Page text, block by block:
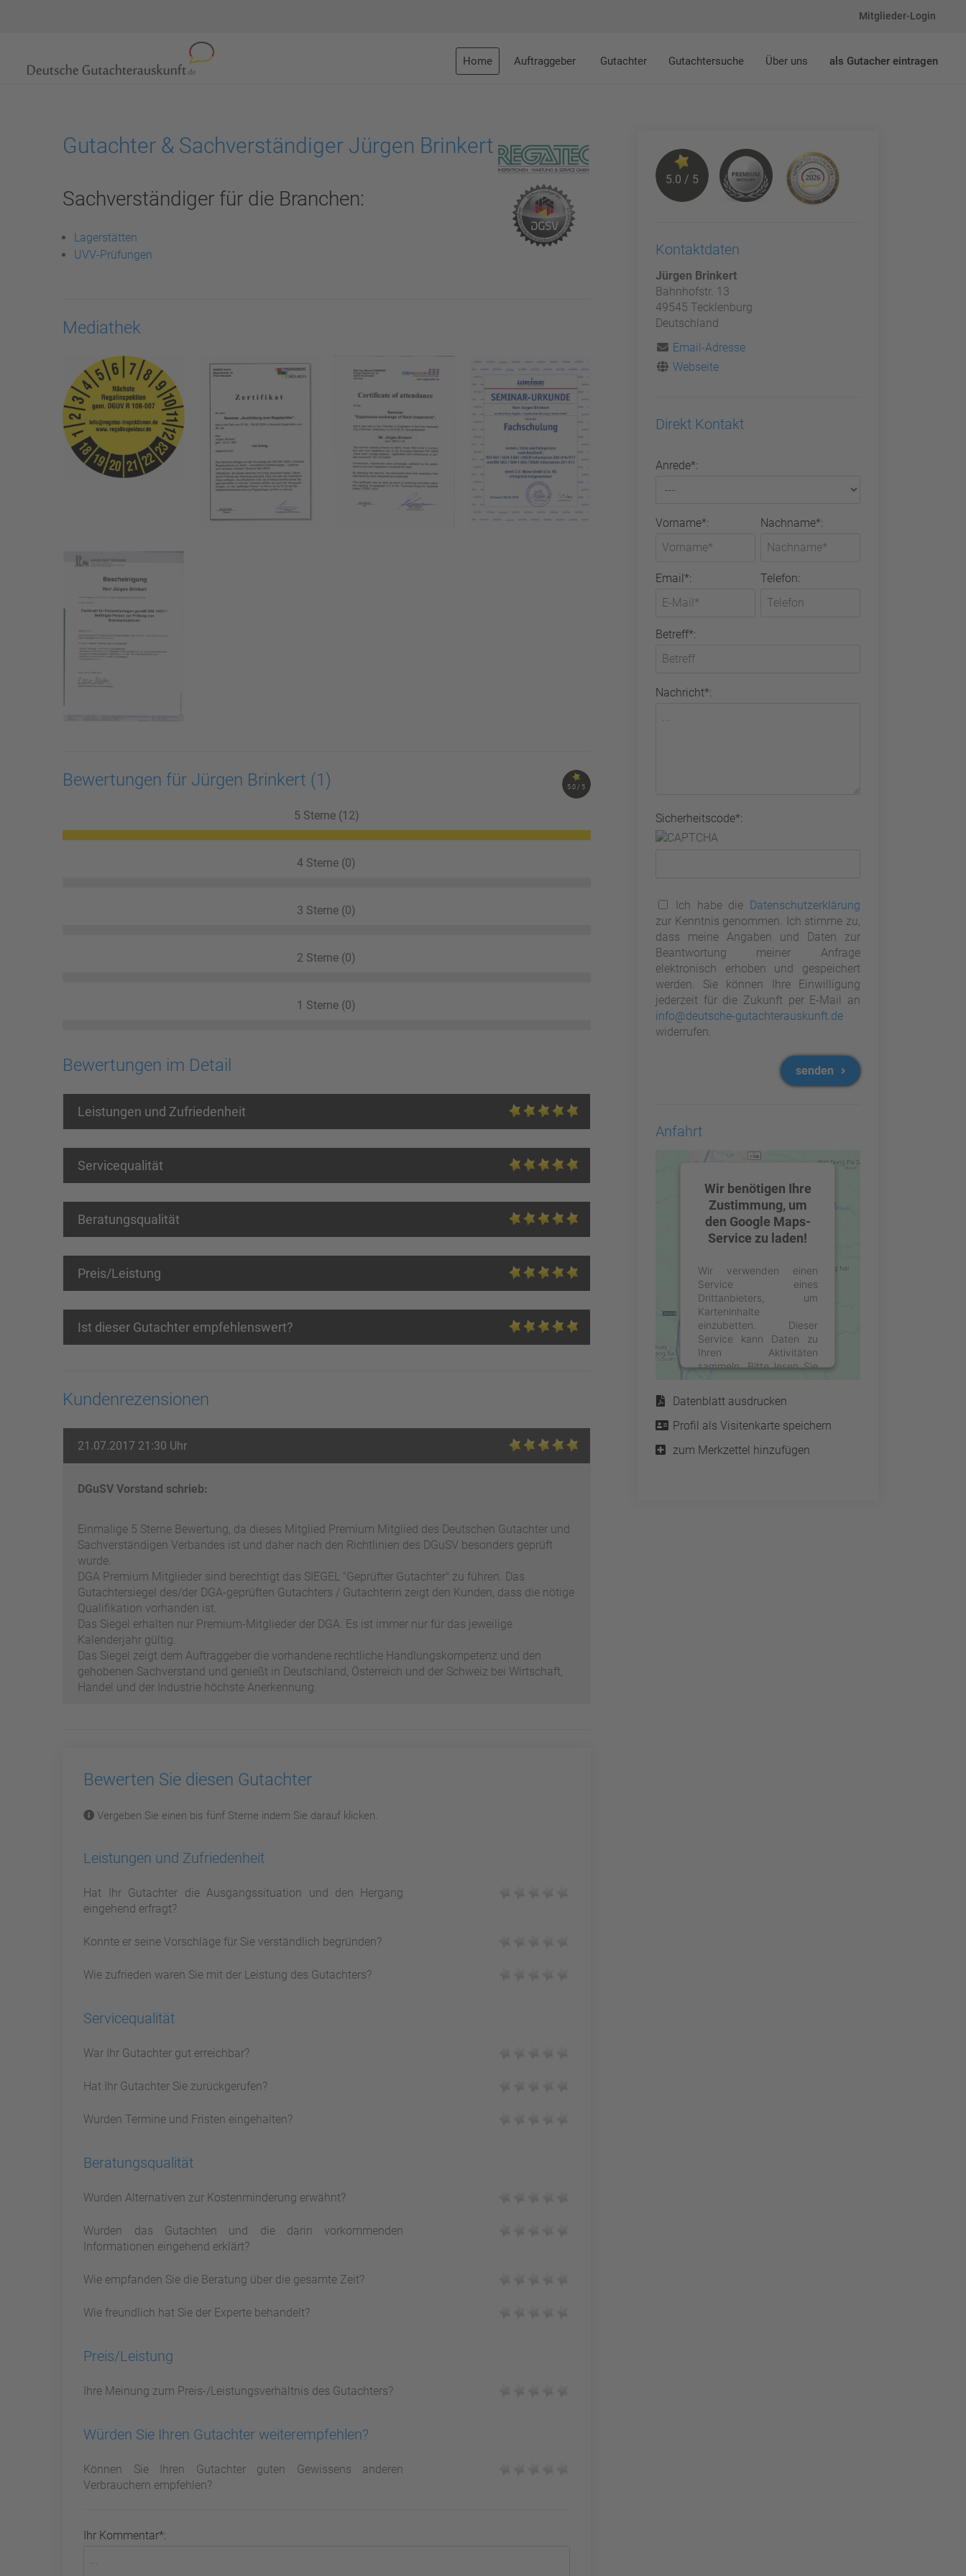
Mitglieder-Login
Home Auftraggeber Gutachter Gutachtersuche Über uns als Gutacher eintragen
Gutachter & Sachverständiger Jürgen Brinkert
Sachverständiger für die Branchen:
Lagerstätten
UVV-Prüfungen
Mediathek
5.0 / 5
Bewertungen für Jürgen Brinkert (1)
5 Sterne (12)
4 Sterne (0)
3 Sterne (0)
2 Sterne (0)
1 Sterne (0)
Bewertungen im Detail
Leistungen und Zufriedenheit
Servicequalität
Beratungsqualität
Preis/Leistung
Ist dieser Gutachter empfehlenswert?
Kundenrezensionen
21.07.2017 21:30 Uhr
DGuSV Vorstand schrieb:
Einmalige 5 Sterne Bewertung, da dieses Mitglied Premium Mitglied des Deutschen Gutachter und
Sachverständigen Verbandes ist und daher nach den Richtlinien des DGuSV besonders geprüft
wurde.
DGA Premium Mitglieder sind berechtigt das SIEGEL "Geprüfter Gutachter" zu führen. Das
Gutachtersiegel des/der DGA-geprüften Gutachters / Gutachterin zeigt den Kunden, dass die nötige
Qualifikation vorhanden ist.
Das Siegel erhalten nur Premium-Mitglieder der DGA. Es ist immer nur für das jeweilige
Kalenderjahr gültig.
Das Siegel zeigt dem Auftraggeber die vorhandene rechtliche Handlungskompetenz und den
gehobenen Sachverstand und genießt in Deutschland, Österreich und der Schweiz bei Wirtschaft,
Handel und der Industrie höchste Anerkennung.
Bewerten Sie diesen Gutachter
Vergeben Sie einen bis fünf Sterne indem Sie darauf klicken.
Leistungen und Zufriedenheit
Hat Ihr Gutachter die Ausgangssituation und den Hergang
eingehend erfragt?
Konnte er seine Vorschläge für Sie verständlich begründen?
Wie zufrieden waren Sie mit der Leistung des Gutachters?
Servicequalität
War Ihr Gutachter gut erreichbar?
Hat Ihr Gutachter Sie zurückgerufen?
Wurden Termine und Fristen eingehalten?
Beratungsqualität
Wurden Alternativen zur Kostenminderung erwähnt?
Wurden das Gutachten und die darin vorkommenden
Informationen eingehend erklärt?
Wie empfanden Sie die Beratung über die gesamte Zeit?
Wie freundlich hat Sie der Experte behandelt?
Preis/Leistung
Ihre Meinung zum Preis-/Leistungsverhältnis des Gutachters?
Würden Sie Ihren Gutachter weiterempfehlen?
Können Sie Ihren Gutachter guten Gewissens anderen
Verbrauchern empfehlen?
Ihr Kommentar*:
5.0 / 5
Kontaktdaten
Jürgen Brinkert
Bahnhofstr. 13
49545 Tecklenburg
Deutschland
Email-Adresse
Webseite
Direkt Kontakt
Anrede*:
Vorname*: Nachname*:
Email*: Telefon:
Betreff*:
Nachricht*:
Sicherheitscode*:
Ich habe die Datenschutzerklärung
zur Kenntnis genommen. Ich stimme zu,
dass meine Angaben und Daten zur
Beantwortung meiner Anfrage
elektronisch erhoben und gespeichert
werden. Sie können Ihre Einwilligung
jederzeit für die Zukunft per E-Mail an
info@deutsche-gutachterauskunft.de
widerrufen.
senden
Anfahrt
Wir benötigen Ihre
Zustimmung, um
den Google Maps-
Service zu laden!
Wir verwenden einen
Service eines
Drittanbieters, um
Karteninhalte
einzubetten. Dieser
Service kann Daten zu
Ihren Aktivitäten
sammeln. Bitte lesen Sie
die Details durch und
des Service zu, um diese
Karte anzuzeigen.
Mehr Informationen
Service
Datenblatt ausdrucken
Profil als Visitenkarte speichern
zum Merkzettel hinzufügen